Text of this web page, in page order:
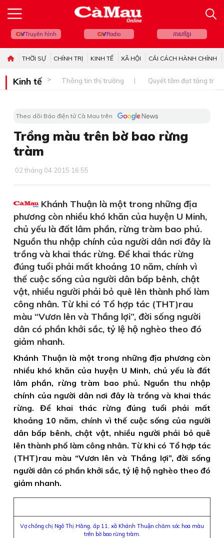
Truyền hình Radio ភាសាខ្មែរ
THỜI SỰ CHÍNH TRỊ KINH TẾ XÃ HỘI CẢI CÁCH HÀNH CHÍNH
Kinh tế Thông tin thị trường Quyết tâm đạt tăng
Theo dõi Báo điện tử Cà Mau trên
Trồng màu trên bờ bao rừng
tràm
02 tháng 04 2015 16:55
Khánh Thuận là một trong những địa
phương còn nhiều khó khăn của huyện U Minh,
chủ yếu là đất lâm phần, rừng tràm bao phủ.
Nguồn thu nhập chính của người dân nơi đây là
trồng và khai thác rừng. Để khai thác rừng
đúng tuổi phải mất khoảng 10 năm, chính vì
thế cuộc sống của người dân bấp bênh, chật
vật, nhiều người phải bỏ quê lên thành phố làm
công nhân. Từ khi có Tổ hợp tác (THT)rau
màu “Vươn lên và Thắng lợi”, đời sống người
dân có phần khởi sắc, tỷ lệ hộ nghèo theo đó
giảm nhanh.
Khánh Thuận là một trong những địa phương còn
nhiều khó khăn của huyện U Minh, chủ yếu là đất
lâm phần, rừng tràm bao phủ. Nguồn thu nhập
chính của người dân nơi đây là trồng và khai thác
rừng. Để khai thác rừng đúng tuổi phải mất
khoảng 10 năm, chính vì thế cuộc sống của người
dân bấp bênh, chật vật, nhiều người phải bỏ quê
lên thành phố làm công nhân. Từ khi có Tổ hợp tác
(THT)rau màu “Vươn lên và Thắng lợi”, đời sống
người dân có phần khởi sắc, tỷ lệ hộ nghèo theo đó
giảm nhanh.
Vợ chồng chị Ngô Thị Hằng, ấp 11, xã Khánh Thuận chăm sóc hoa màu
trên bờ bao rừng tràm.